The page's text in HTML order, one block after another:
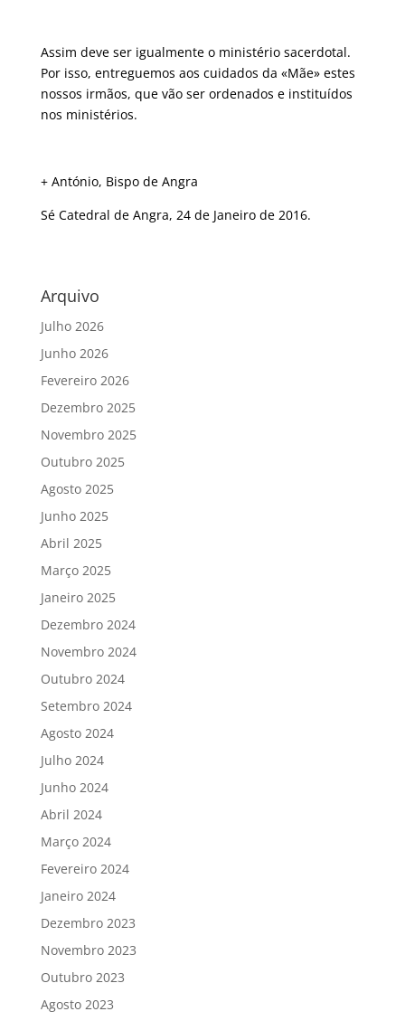
Assim deve ser igualmente o ministério sacerdotal.
Por isso, entreguemos aos cuidados da «Mãe» estes
nossos irmãos, que vão ser ordenados e instituídos
nos ministérios.
+ António, Bispo de Angra
Sé Catedral de Angra, 24 de Janeiro de 2016.
Arquivo
Julho 2026
Junho 2026
Fevereiro 2026
Dezembro 2025
Novembro 2025
Outubro 2025
Agosto 2025
Junho 2025
Abril 2025
Março 2025
Janeiro 2025
Dezembro 2024
Novembro 2024
Outubro 2024
Setembro 2024
Agosto 2024
Julho 2024
Junho 2024
Abril 2024
Março 2024
Fevereiro 2024
Janeiro 2024
Dezembro 2023
Novembro 2023
Outubro 2023
Agosto 2023